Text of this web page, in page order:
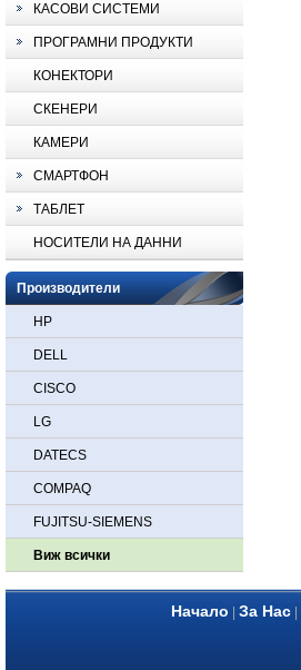
КАСОВИ СИСТЕМИ
ПРОГРАМНИ ПРОДУКТИ
КОНЕКТОРИ
СКЕНЕРИ
КАМЕРИ
СМАРТФОН
ТАБЛЕТ
НОСИТЕЛИ НА ДАННИ
Производители
HP
DELL
CISCO
LG
DATECS
COMPAQ
FUJITSU-SIEMENS
Виж всички
Начало За Нас